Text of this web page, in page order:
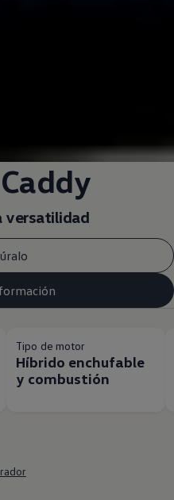
versatilidad
Tipo de motor
Híbrido enchufable
y combustión